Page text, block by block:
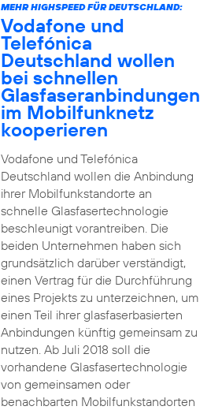
MEHR HIGHSPEED FÜR DEUTSCHLAND:
Vodafone und
Telefónica
Deutschland wollen
bei schnellen
Glasfaseranbindungen
im Mobilfunknetz
kooperieren
Vodafone und Telefónica
Deutschland wollen die Anbindung
ihrer Mobilfunkstandorte an
schnelle Glasfasertechnologie
beschleunigt vorantreiben. Die
beiden Unternehmen haben sich
grundsätzlich darüber verständigt,
einen Vertrag für die Durchführung
eines Projekts zu unterzeichnen, um
einen Teil ihrer glasfaserbasierten
Anbindungen künftig gemeinsam zu
nutzen. Ab Juli 2018 soll die
vorhandene Glasfasertechnologie
von gemeinsamen oder
benachbarten Mobilfunkstandorten